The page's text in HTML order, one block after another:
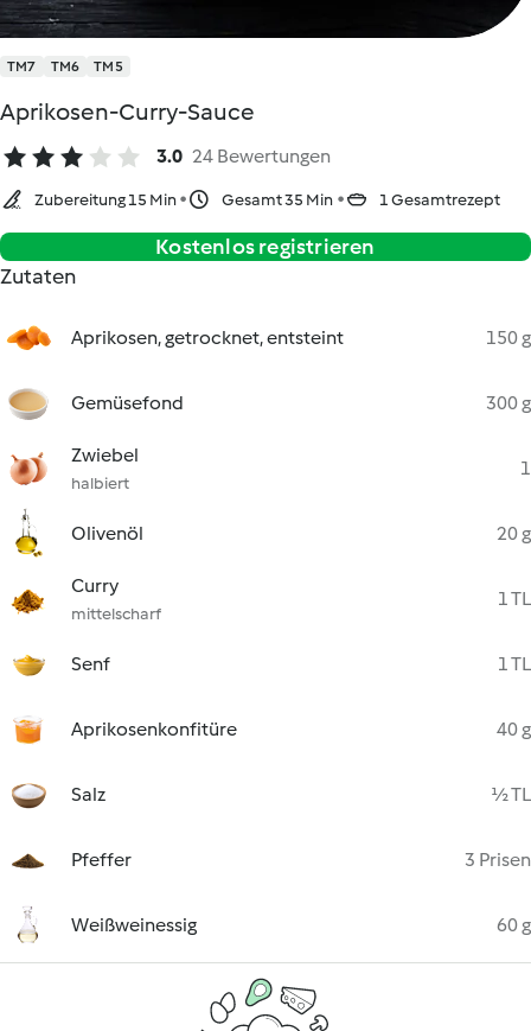
TM7 TM6 TM5
Aprikosen-Curry-Sauce
3.0 24 Bewertungen
Zubereitung 15 Min Gesamt 35 Min 1 Gesamtrezept
Kostenlos registrieren
Zutaten
Aprikosen, getrocknet, entsteint 150 g
Gemüsefond 300 g
Zwiebel
halbiert
1
Olivenöl 20 g
Curry
mittelscharf
1 TL
Senf 1 TL
Aprikosenkonfitüre 40 g
Salz ½ TL
Pfeffer 3 Prisen
Weißweinessig 60 g